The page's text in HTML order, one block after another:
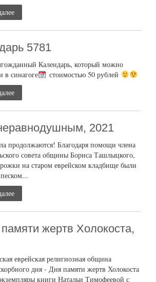
5781
Календарь, который можно
в синагоге
стоимостью 50 рублей
2021
продолжаются! Благодаря помощи члена
совета общины Бориса Ташлыцкого,
на старом еврейском кладбище были
жертв Холокоста,
еврейская религиозная община
дня - Дня памяти жертв Холокоста
книги Натальи Тимофеевой с